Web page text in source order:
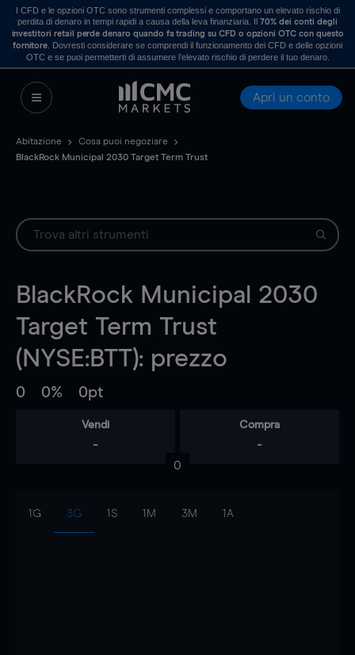
I CFD e le opzioni OTC sono strumenti complessi e comportano un elevato rischio di
perdita di denaro in tempi rapidi a causa della leva finanziaria. Il70% dei conti degli
investitori retail perde denaro quando fa trading su CFD o opzioni OTC con questo
fornitore . Dovresti considerare se comprendi il funzionamento dei CFD e delle opzioni
OTC e se puoi permetterti di assumere l’elevato rischio di perdere il tuo denaro.
Apri un conto
Abitazione
Cosa puoi negoziare
BlackRock Municipal 2030 Target Term Trust
BlackRock Municipal 2030
Target Term Trust
(NYSE:BTT): prezzo
0 0% 0pt
Vendi
-
Compra
-
0
1G 3G 1S 1M 3M 1A